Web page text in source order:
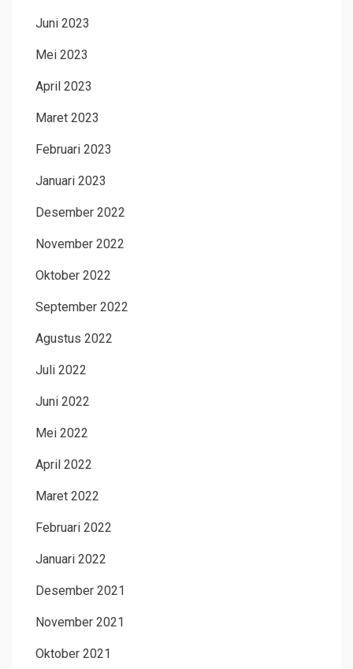
Juni 2023
Mei 2023
April 2023
Maret 2023
Februari 2023
Januari 2023
Desember 2022
November 2022
Oktober 2022
September 2022
Agustus 2022
Juli 2022
Juni 2022
Mei 2022
April 2022
Maret 2022
Februari 2022
Januari 2022
Desember 2021
November 2021
Oktober 2021